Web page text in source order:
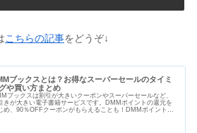
こちらの記事をどうぞ↓
ブックスとは？お得なスーパーセールのタイミ
や買い方まとめ
ブックスは割引が大きいクーポンやスーパーセールなど、
きが大きい電子書籍サービスです。DMMポイントの還元を
め、90％OFFクーポンがもらえることも！DMMポイントは